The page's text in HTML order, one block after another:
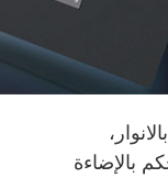
بالإضاءة